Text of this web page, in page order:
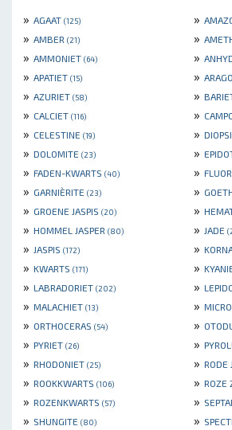
» AGAAT (125) »
» AMBER (21) »
» AMMONIET (64) »
» APATIET (15) »
» AZURIET (58) »
» CALCIET (116) »
» CELESTINE (19) »
» DOLOMITE (23) »
» FADEN-KWARTS (40) »
» GARNIÈRITE (23) »
» GROENE JASPIS (20) »
» HOMMEL JASPER (80) » JADE
» JASPIS (172) »
» KWARTS (171) »
» LABRADORIET (202) »
» MALACHIET (13) »
» ORTHOCERAS (54) »
» PYRIET (26) »
» RHODONIET (25) » RODE
» ROOKKWARTS (106) » ROZE
» ROZENKWARTS (57) »
» SHUNGITE (80) »